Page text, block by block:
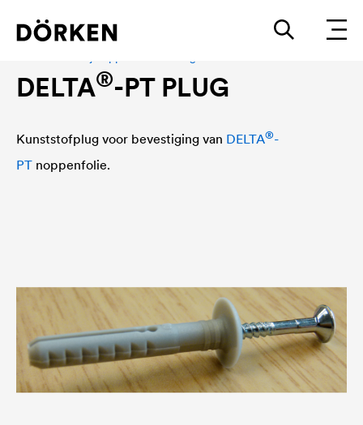
DELTA®-PT PLUG
Kunststofplug voor bevestiging van DELTA®-
PT noppenfolie.